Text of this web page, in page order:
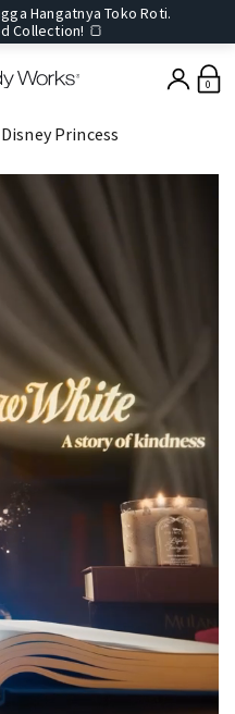
Hangatnya Toko Roti.
Collection! 🍞
0
Princess